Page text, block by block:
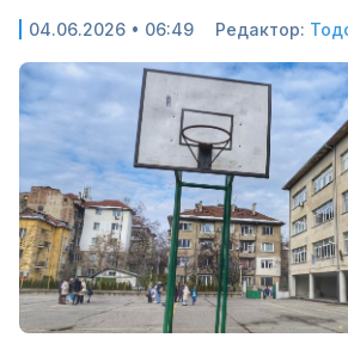
04.06.2026 • 06:49 Редактор: